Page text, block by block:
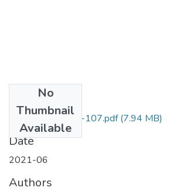
No
Thumbnail
Available
BAICHE Yasmina -107.pdf(7.94 MB)
Date
2021-06
Authors